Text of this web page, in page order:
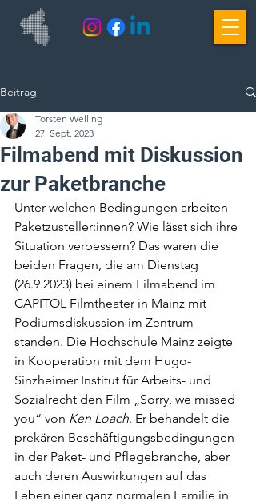
Beitrag
Filmabend mit Diskussion
zur Paketbranche
Torsten Welling
27. Sept. 2023
Unter welchen Bedingungen arbeiten
Paketzusteller:innen? Wie lässt sich ihre
Situation verbessern? Das waren die
beiden Fragen, die am Dienstag
(26.9.2023) bei einem Filmabend im
CAPITOL Filmtheater in Mainz mit
Podiumsdiskussion im Zentrum
standen. Die Hochschule Mainz zeigte
in Kooperation mit dem Hugo-
Sinzheimer Institut für Arbeits- und
Sozialrecht den Film „Sorry, we missed
you“ von Ken Loach. Er behandelt die
prekären Beschäftigungsbedingungen
in der Paket- und Pflegebranche, aber
auch deren Auswirkungen auf das
Leben einer ganz normalen Familie in